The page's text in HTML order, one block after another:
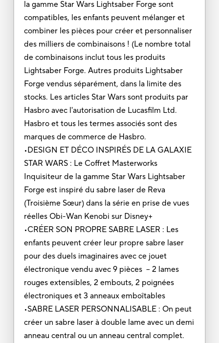
la gamme Star Wars Lightsaber Forge sont
compatibles, les enfants peuvent mélanger et
combiner les pièces pour créer et personnaliser
des milliers de combinaisons ! (Le nombre total
de combinaisons inclut tous les produits
Lightsaber Forge. Autres produits Lightsaber
Forge vendus séparément, dans la limite des
stocks. Les articles Star Wars sont produits par
Hasbro avec l'autorisation de Lucasfilm Ltd.
Hasbro et tous les termes associés sont des
marques de commerce de Hasbro.
•DESIGN ET DÉCO INSPIRÉS DE LA GALAXIE
STAR WARS : Le Coffret Masterworks
Inquisiteur de la gamme Star Wars Lightsaber
Forge est inspiré du sabre laser de Reva
(Troisième Sœur) dans la série en prise de vues
réelles Obi-Wan Kenobi sur Disney+
•CRÉER SON PROPRE SABRE LASER : Les
enfants peuvent créer leur propre sabre laser
pour des duels imaginaires avec ce jouet
électronique vendu avec 9 pièces – 2 lames
rouges extensibles, 2 embouts, 2 poignées
électroniques et 3 anneaux emboîtables
•SABRE LASER PERSONNALISABLE : On peut
créer un sabre laser à double lame avec un demi
anneau central ou un anneau central complet.